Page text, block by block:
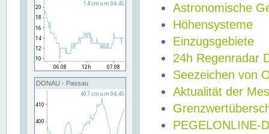
DONAU - Passau
Astronomische
Höhensysteme
Einzugsgebiete
24h Regenradar
Seezeichen von
Aktualität der
PEGELONLINE-